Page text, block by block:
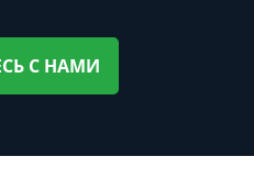
С НАМИ